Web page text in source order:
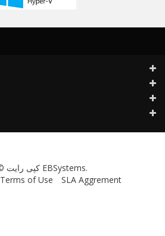
کپی رایت © 2026 EBSystems.
Terms of Use SLA Aggrement